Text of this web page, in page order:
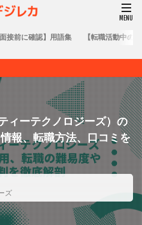
面接前に確認】用語集 【転職活動中の
ィーテクノロジーズ）の
報、転職方法、口コミを
ズ